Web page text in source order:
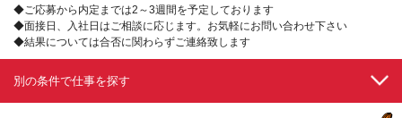
◆ご応募から内定までは2～3週間を予定しております
◆面接日、入社日はご相談に応じます。お気軽にお問い合わせ下さい
◆結果については合否に関わらずご連絡致します
別の条件で仕事を探す